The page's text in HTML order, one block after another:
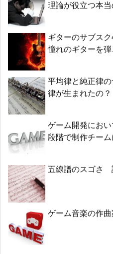
理論が役立つ本
ギターのサブス
憧れのギターを弾
平均律と純正律
律が生まれたの？
ゲーム開発にお
段階で制作チー
五線譜のスゴさ
ゲーム音楽の作